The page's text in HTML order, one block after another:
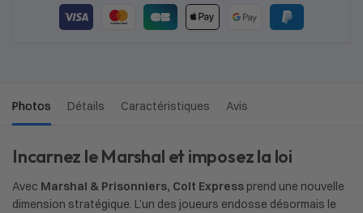
Photos Détails Caractéristiques Avis
Incarnez le Marshal et imposez la loi
Avec Marshal & Prisonniers, Colt Express prend une nouvelle
dimension stratégique. L’un des joueurs endosse désormais le